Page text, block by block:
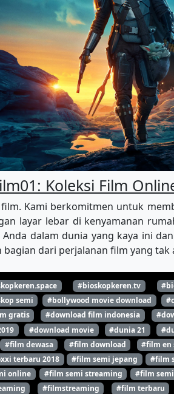
Koleksi Film
Kami berkomitmen untuk
layar lebar di kenyamanan
dalam dunia yang kaya ini
dari perjalanan film yang
#bioskopkeren.tv
semi #bollywood movie download
gratis #download film indonesia
#download movie #dunia 21
#film dewasa #film download #film en
terbaru 2018 #film semi jepang #film
online #film semi streaming #film
#filmstreaming #film terbaru